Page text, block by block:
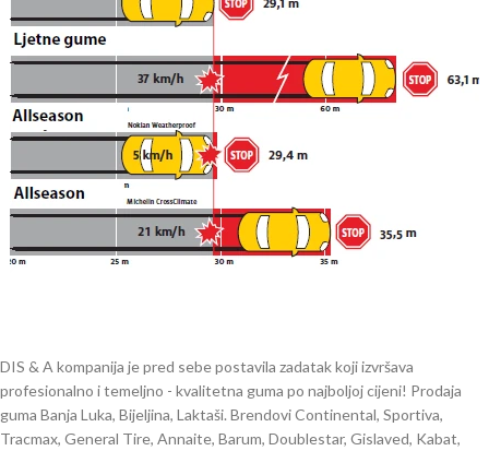
DIS & A kompanija je pred sebe postavila zadatak koji izvršava
profesionalno i temeljno - kvalitetna guma po najboljoj cijeni! Prodaja
guma Banja Luka, Bijeljina, Laktaši. Brendovi Continental, Sportiva,
Tracmax, General Tire, Annaite, Barum, Doublestar, Gislaved, Kabat,